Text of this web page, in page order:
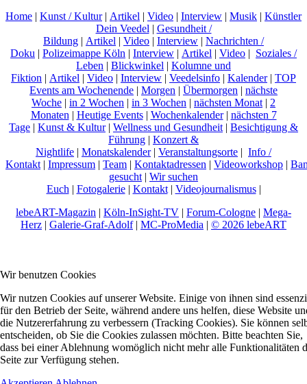
Home | Kunst / Kultur| Artikel | Video | Interview | Musik | Künstler
Dein Veedel | Gesundheit /
Bildung | Artikel | Video | Interview | Nachrichten /
Doku | Polizeimappe Köln | Interview | Artikel | Video | Soziales /
Leben | Blickwinkel | Kolumne und
Fiktion | Artikel | Video | Interview | Veedelsinfo | Kalender| TOP
Events am Wochenende | Morgen | Übermorgen | nächste
Woche | in 2 Wochen | in 3 Wochen | nächsten Monat | 2
Monaten | Heutige Events| Wochenkalender| nächsten 7
Tage | Kunst & Kultur| Wellness und Gesundheit | Besichtigung &
Führung | Konzert &
Nightlife | Monatskalender| Veranstaltungsorte | Info /
Kontakt | Impressum | Team | Kontaktadressen | Videoworkshop |
gesucht | Wir suchen
Euch | Fotogalerie| Kontakt| Videojournalismus|
lebeART-Magazin | Köln-InSight-TV | Forum-Cologne | Mega-
Herz | Galerie-Graf-Adolf| MC-ProMedia | © 2026 lebeART
Wir benutzen Cookies
Wir nutzen Cookies auf unserer Website. Einige von ihnen sind
für den Betrieb der Seite, während andere uns helfen, diese Website
die Nutzererfahrung zu verbessern (Tracking Cookies). Sie können
entscheiden, ob Sie die Cookies zulassen möchten. Bitte beachten Sie,
dass bei einer Ablehnung womöglich nicht mehr alle Funktionalitäten
Seite zur Verfügung stehen.